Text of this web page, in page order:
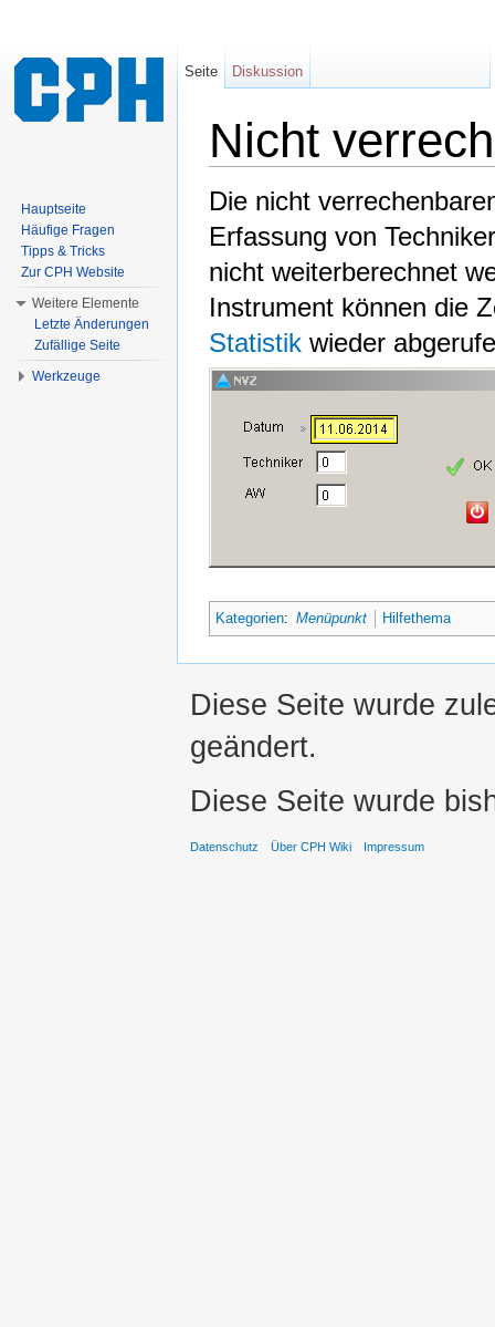
Nicht
Die nicht
Erfassung von
nicht weiterberechnet
Instrument können die
Statistik wieder
Kategorien: Menüpunkt Hilfethema
Seite Diskussion
Hauptseite
Häufige Fragen
Tipps & Tricks
Zur CPH Website
Weitere Elemente
Letzte Änderungen
Zufällige Seite
Werkzeuge
Diese Seite wurde
geändert.
Diese Seite wurde
Datenschutz Über CPH Wiki Impressum